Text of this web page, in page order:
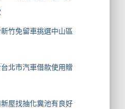
竹免留車挑選中山區
北市汽車借款使用贈
屋找抽化糞池有良好